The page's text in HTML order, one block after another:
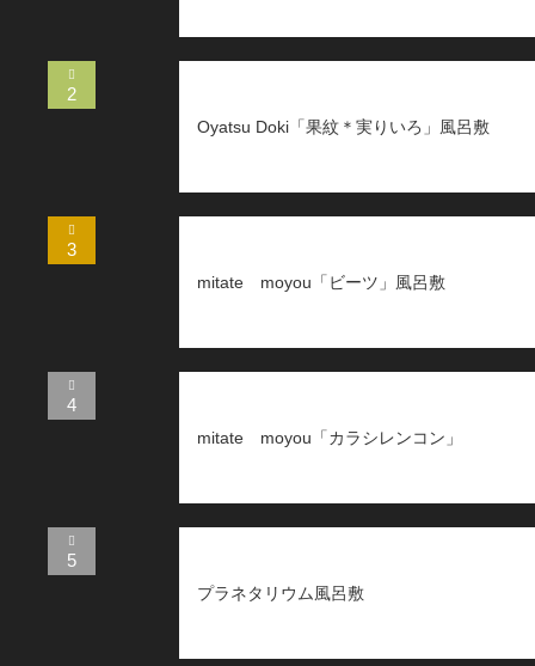
2
Oyatsu Doki「果紋＊実りいろ」風呂敷
3
mitate moyou「ビーツ」風呂敷
4
mitate moyou「カラシレンコン」
5
プラネタリウム風呂敷